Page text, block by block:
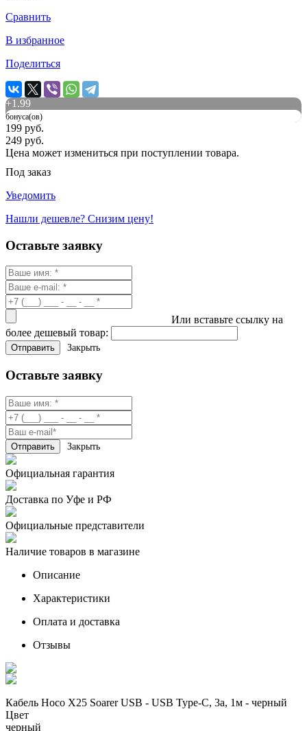
Сравнить
В избранное
Поделиться
+1.99
бонуса(ов)
199 руб.
249 руб.
Цена может измениться при поступлении товара.
Под заказ
Уведомить
Нашли дешевле? Снизим цену!
Оставьте заявку
Или вставьте ссылку на
более дешевый товар:
Закрыть
Оставьте заявку
Закрыть
Официальная гарантия
Доставка по Уфе и РФ
Официальные представители
Наличие товаров в магазине
Описание
Характеристики
Оплата и доставка
Отзывы
Кабель Hoco X25 Soarer USB - USB Type-C, 3а, 1м - черный
Цвет
черный